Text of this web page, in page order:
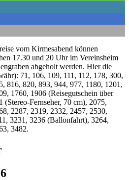
vom Kirmesabend können
17.30 und 20 Uhr im Vereinsheim
abgeholt werden. Hier die
71, 106, 109, 111, 112, 178, 300,
816, 820, 893, 944, 977, 1180, 1201,
1760, 1906 (Reisegutschein über
Fernseher, 70 cm), 2075,
2287, 2319, 2332, 2457, 2530,
3231, 3236 (Ballonfahrt), 3264,
3482.